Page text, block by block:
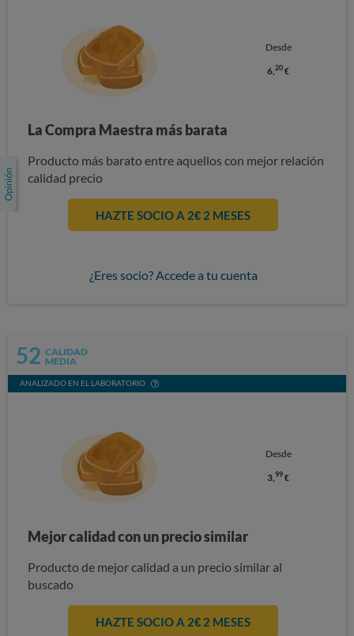
Desde
6,20 €
La Compra Maestra más barata
Producto más barato entre aquellos con mejor relación
calidad precio
HAZTE SOCIO A 2€ 2 MESES
¿Eres socio? Accede a tu cuenta
52 CALIDAD
MEDIA
ANALIZADO EN EL LABORATORIO
Desde
3,99 €
Mejor calidad con un precio similar
Producto de mejor calidad a un precio similar al
buscado
HAZTE SOCIO A 2€ 2 MESES